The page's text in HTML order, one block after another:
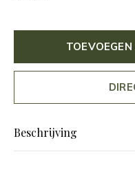
Beschrijving